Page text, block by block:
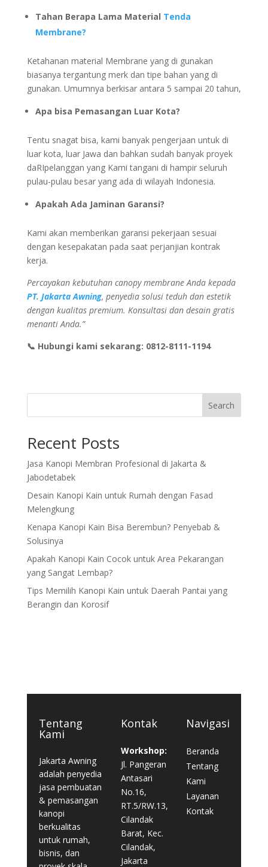
Tahan Berapa Lama Material Tenda
Membrane?
Ketahanan material Membrane yang di gunakan
biasanya tergantung merk dan tipe bahan yang di
gunakan. Umumnya berkisar antara 5 sampai 20 tahun,
Apa bisa Pemasangan Luar Kota?
Tentu snagat bisa, kami banyak pengerjaan untuk di
luar kota, luar Jawa dan bahkan sudah banyak proyek
daRIpelanggan yang Kami tangani di hampir seluruh
pulau-pulau besar yang ada di wilayah Indonesia.
Apakah Ada Jaminan Garansi?
Kami akan memberikan garansi pekerjaan sesuai
dengan kesepakatan pada saat perjanjian kontrak
kerja.
Percayakan kebutuhan canopy membrane Anda kepada
PT. Jakarta Awning, penyedia solusi teduh dan estetik
dengan kualitas premium. Konsultasi dan desain gratis
menanti Anda.”
📞 Hubungi kami sekarang: 0812-8111-1194
Search
Recent Posts
Jasa Kanopi Membran Profesional di Jakarta &
Jabodetabek
Desain Kanopi Kain untuk Rumah dengan Fasad
Melengkung
Kenapa Kanopi Kain Bisa Berembun? Penyebab &
Solusinya
Apakah Kanopi Kain Cocok untuk Area Pekarangan
yang Sangat Lembap?
Tips Memilih Kanopi Kain untuk Daerah Pantai yang
Berangin dan Korosif
Tentang
Kami
Jakarta Awning
adalah penyedia
jasa pembuatan
& pemasangan
kanopi
berkualitas
untuk rumah,
bisnis, dan
Kontak
Workshop:
Jl. Pangeran
Antasari
No.16,
RT.5/RW.13,
Cilandak
Barat, Kec.
Cilandak,
Jakarta
Navigasi
Beranda
Tentang
Kami
Layanan
Kontak